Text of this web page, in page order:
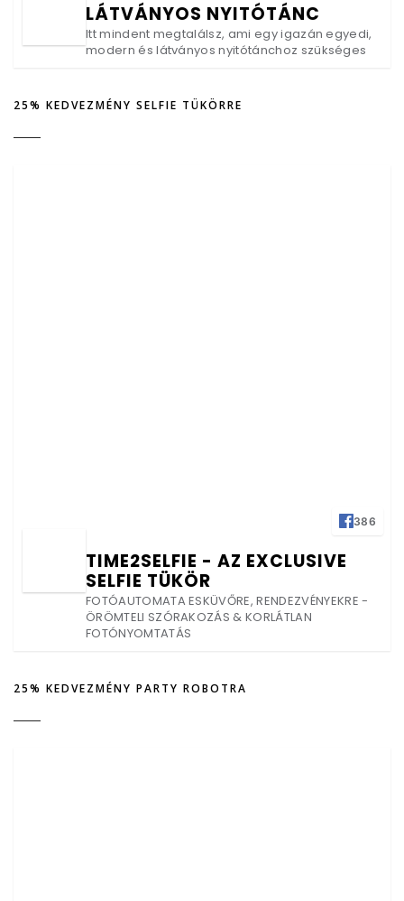
LÁTVÁNYOS NYITÓTÁNC
Itt mindent megtalálsz, ami egy igazán egyedi,
modern és látványos nyitótánchoz szükséges
25% KEDVEZMÉNY SELFIE TÜKÖRRE
386
TIME2SELFIE - AZ EXCLUSIVE
SELFIE TÜKÖR
FOTÓAUTOMATA ESKÜVŐRE, RENDEZVÉNYEKRE -
ÖRÖMTELI SZÓRAKOZÁS & KORLÁTLAN
FOTÓNYOMTATÁS
25% KEDVEZMÉNY PARTY ROBOTRA